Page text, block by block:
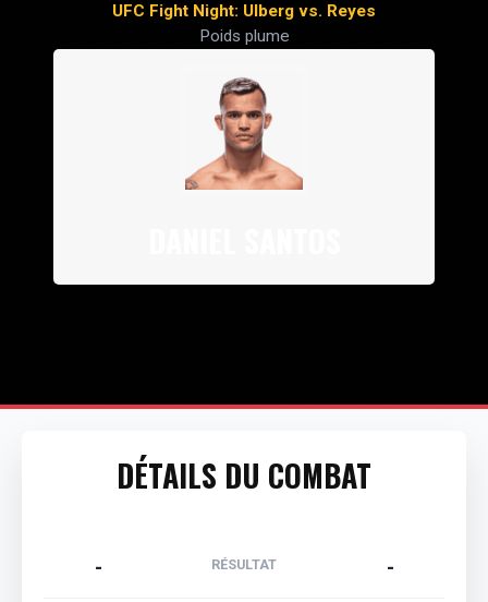
UFC Fight Night: Ulberg vs. Reyes
Poids plume
DÉTAILS DU COMBAT
- RÉSULTAT
-